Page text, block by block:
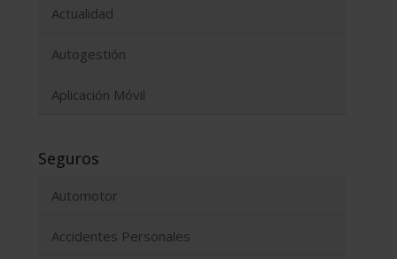
Actualidad
Autogestión
Aplicación Móvil
Seguros
Automotor
Accidentes Personales